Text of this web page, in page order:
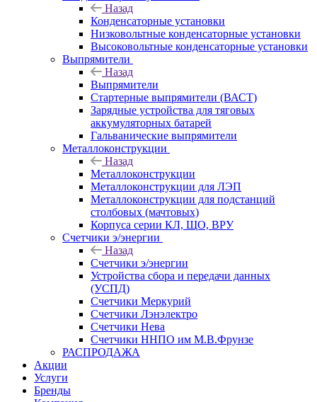
Назад
Конденсаторные установки
Низковольтные конденсаторные установки
Высоковольтные конденсаторные установки
Выпрямители
Назад
Выпрямители
Стартерные выпрямители (ВАСТ)
Зарядные устройства для тяговых
аккумуляторных батарей
Гальванические выпрямители
Металлоконструкции
Назад
Металлоконструкции
Металлоконструкции для ЛЭП
Металлоконструкции для подстанций
столбовых (мачтовых)
Корпуса серии КЛ, ЩО, ВРУ
Счетчики э/энергии
Назад
Счетчики э/энергии
Устройства сбора и передачи данных
(УСПД)
Счетчики Меркурий
Счетчики Лэнэлектро
Счетчики Нева
Счетчики ННПО им М.В.Фрунзе
РАСПРОДАЖА
Акции
Услуги
Бренды